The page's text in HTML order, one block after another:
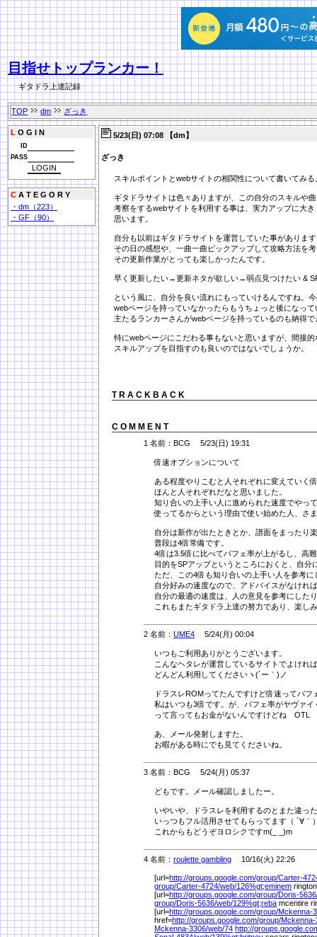
目指せトップランカー！
ギタドラ上達記録
TOP dm ざっき
L O G I N
ID
PASS
C A T E G O R Y
・dm（223）
・GF（90）
5/23(日) 07:08 【dm】
ざっき
スキルポイントとwebサイトの相関性について書いてみる
ギタドラサイトは色々ありますが、この自分のスキルや
考察をするwebサイトを利用する事は、実力アップに大
思います。
自分も以前はギタドラサイトを運営していた事がありま
その日の感想や、一曲一曲ピックアップして攻略方法を
その更新作業がとっても楽しかったんです。
早く更新したい→更新ネタが欲しい→弱点見つけたい &
という風に、自分を良い流れにもっていけるんですね。
webページを持っていなかったらもうちょっと後になっ
主たるランカーさんがwebページを持っているのも納得
特にwebページにこだわる事もないと思いますが、間接
スキルアップを目指すのも良いのではないでしょうか。
T R A C K B A C K
C O M M E N T
1 名前：BCG 5/23(日) 19:31
倍速オプションについて
ある程度やりこむと人それぞれに変えていく
ほんと人それぞれだなと思いました。
知り合いの上手い人に進められた速度でやっ
使ってるからという理由で使い始めた人、さ
自分は新作が出たときとか、譜面をまったり
普段は4倍常備です。
4倍は3.5倍に比べてパフェ率が上がるし、高
目的をSPアップというところにおくと、自
ただ、この4倍も知り合いの上手い人を参考
自分好みの速度なので、アドバイスがなけれ
自分の最適の速度は、人の意見を参考にした
これもまたギタドラ上達の努力であり、楽し
2 名前： UME4 5/24(月) 00:04
いつもご利用ありがとうございます。
こんなヘタレが運営しているサイトでよければ
どんどん利用してくださいヽ(´ー｀)ノ
ドラスレROMってたんですけど倍速ってパ
私はいつも3倍です。が、パフェ率がヤヴァ
って言ってもお金がないんですけどね OTL
あ、メール発射しますた。
お暇がある時にでも見てくださいね。
3 名前：BCG 5/24(月) 05:37
どもです。メール確認しましたー。
いやいや、ドラスレを利用するのとまた違っ
いっつもフル活用させてもらってます（ ´∀｀
これからもどうぞヨロシクですm(_ _)m
4 名前： roulette gambling 10/16(火) 22:26
[url=http://groups.google.com/group/Carter-
group/Carter-4724/web/126%gt;eminem
[url=http://groups.google.com/group/Doris-
group/Doris-5636/web/129%gt;reba mcentire
[url=http://groups.google.com/group/Mckenna-
href=http://groups.google.com/group/Mckenna-
Mckenna-3306/web/74 http://